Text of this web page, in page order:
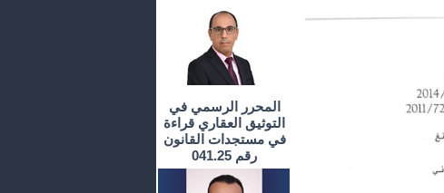
المحرر الرسمي في
التوثيق العقاري قراءة
في مستجدات القانون
رقم 041.25